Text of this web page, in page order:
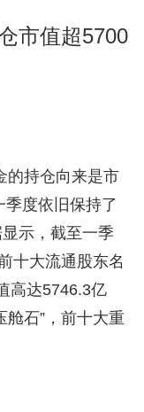
市值超5700
的持仓向来是市
度依旧保持了
示，截至一季
十大流通股东名
高达5746.3亿
舱石”，前十大重